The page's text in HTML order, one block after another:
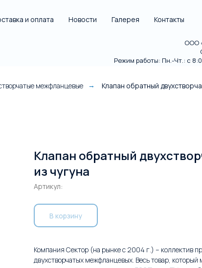
и оплата Новости Галерея Контакты
ООО
Режим работы: Пн.-Чт.: с
межфланцевые → Клапан обратный
Клапан обратный
из чугуна
Артикул:
В корзину
Компания Сектор (на рынке с 2004 г.) – коллектив
двухстворчатых межфланцевых. Весь товар,